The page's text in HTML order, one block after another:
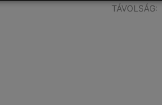
TÁVOLSÁG: